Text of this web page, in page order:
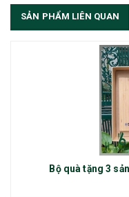
SẢN PHẨM LIÊN QUAN
Bộ quà tặng 3